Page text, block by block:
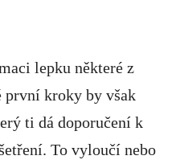
lepku některé z
první kroky by však
ti dá doporučení k
To vyloučí nebo